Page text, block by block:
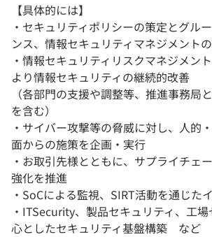
【具体的には】
・セキュリティポリシーの策定とグル
ンス、情報セキュリティマネジメント
・情報セキュリティリスクマネジメン
より情報セキュリティの継続的改善
（各部門の支援や調整等、推進事務局
を含む）
・サイバー攻撃等の脅威に対し、人的
面からの施策を企画・実行
・お取引先様とともに、サプライチェ
強化を推進
・SoCによる監視、SIRT活動を通じた
・ITSecurity、製品セキュリティ、工
心としたセキュリティ基盤構築 など